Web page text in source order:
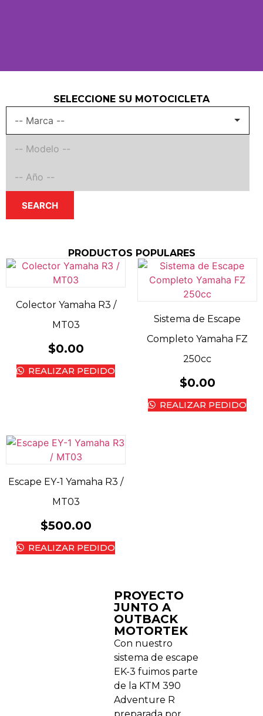
SELECCIONE SU MOTOCICLETA
SEARCH
PRODUCTOS POPULARES
Colector Yamaha R3 /
MT03
$0.00
REALIZAR PEDIDO
Sistema de Escape
Completo Yamaha FZ
250cc
$0.00
REALIZAR PEDIDO
Escape EY-1 Yamaha R3 /
MT03
$500.00
REALIZAR PEDIDO
PROYECTO
JUNTO A
OUTBACK
MOTORTEK ​
Con nuestro
sistema de escape
EK-3 fuimos parte
de la KTM 390
Adventure R